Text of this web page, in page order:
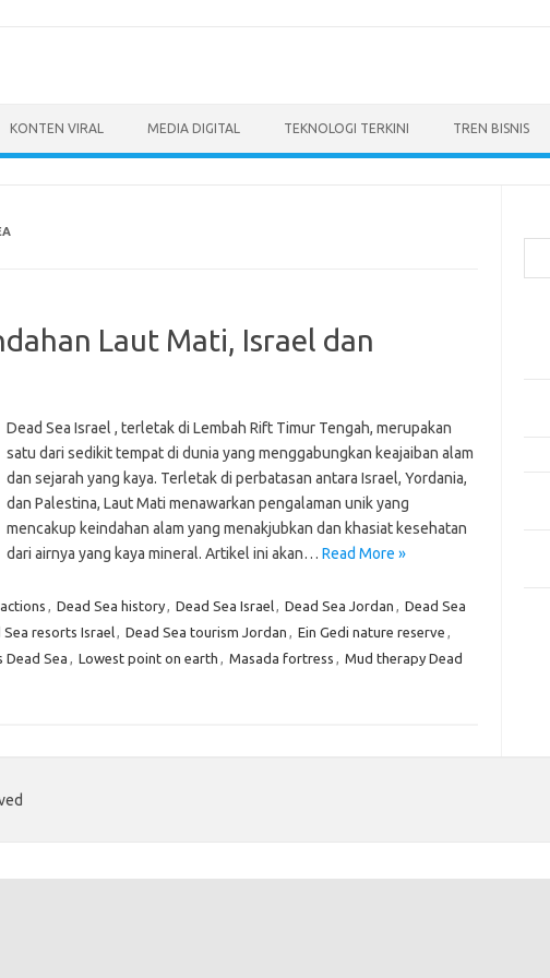
KONTEN VIRAL MEDIA DIGITAL TEKNOLOGI TERKINI TREN BISNIS
Laut Mati, Israel dan
Dead Sea Israel , terletak di Lembah Rift Timur Tengah, merupakan
satu dari sedikit tempat di dunia yang menggabungkan keajaiban alam
dan sejarah yang kaya. Terletak di perbatasan antara Israel, Yordania,
dan Palestina, Laut Mati menawarkan pengalaman unik yang
mencakup keindahan alam yang menakjubkan dan khasiat kesehatan
dari airnya yang kaya mineral. Artikel ini akan… Read More »
, Dead Sea history, Dead Sea Israel, Dead Sea Jordan , Dead Sea
Sea resorts Israel, Dead Sea tourism Jordan , Ein Gedi nature reserve ,
Dead Sea , Lowest point on earth , Masada fortress , Mud therapy Dead